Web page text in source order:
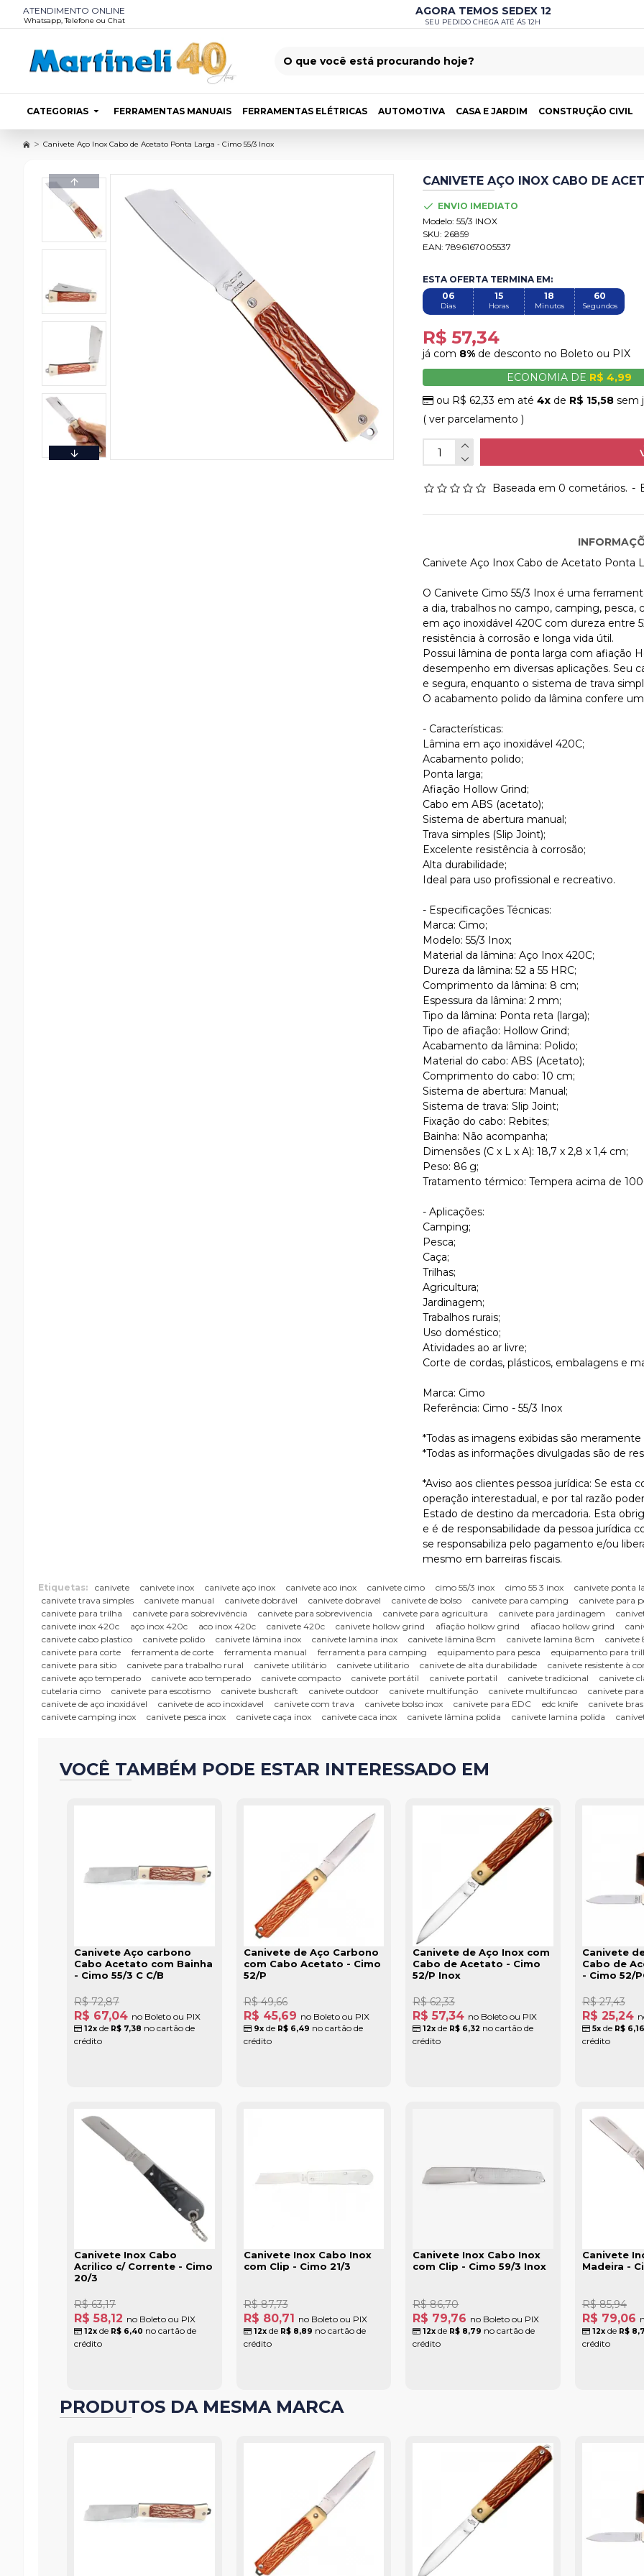
ATENDIMENTO ONLINE
Whatsapp, Telefone ou Chat
AGORA TEMOS SEDEX 12
SEU PEDIDO CHEGA ATÉ ÁS 12H
CATEGORIAS FERRAMENTAS MANUAIS FERRAMENTAS ELÉTRICAS AUTOMOTIVA CASA E JARDIM CONSTRUÇÃO CIVIL
Canivete Aço Inox Cabo de Acetato Ponta Larga - Cimo 55/3 Inox
CANIVETE AÇO INOX CABO DE
ENVIO IMEDIATO
Modelo: 55/3 INOX
SKU: 26859
EAN: 7896167005537
Baseada em 0 cometários. -
ESTA OFERTA TERMINA EM:
06
Dias
15
Horas
18
Minutos
59
Segundos
R$ 57,34
já com 8% de desconto no Boleto ou PIX
ECONOMIA DE R$ 4,99
ou R$ 62,33 em até4x de R$ 15,58 sem
( ver parcelamento )
Canivete Aço Inox Cabo de Acetato Ponta
O Canivete Cimo 55/3 Inox é uma
a dia, trabalhos no campo, camping, pesca,
em aço inoxidável 420C com dureza entre
resistência à corrosão e longa vida útil.
Possui lâmina de ponta larga com afiação
desempenho em diversas aplicações. Seu
e segura, enquanto o sistema de trava
O acabamento polido da lâmina confere
- Características:
Lâmina em aço inoxidável 420C;
Acabamento polido;
Ponta larga;
Afiação Hollow Grind;
Cabo em ABS (acetato);
Sistema de abertura manual;
Trava simples (Slip Joint);
Excelente resistência à corrosão;
Alta durabilidade;
Ideal para uso profissional e recreativo.
- Especificações Técnicas:
Marca: Cimo;
Modelo: 55/3 Inox;
Material da lâmina: Aço Inox 420C;
Dureza da lâmina: 52 a 55 HRC;
Comprimento da lâmina: 8 cm;
Espessura da lâmina: 2 mm;
Tipo da lâmina: Ponta reta (larga);
Tipo de afiação: Hollow Grind;
Acabamento da lâmina: Polido;
Material do cabo: ABS (Acetato);
Comprimento do cabo: 10 cm;
Sistema de abertura: Manual;
Sistema de trava: Slip Joint;
Fixação do cabo: Rebites;
Bainha: Não acompanha;
Dimensões (C x L x A): 18,7 x 2,8 x 1,4 cm;
Peso: 86 g;
Tratamento térmico: Tempera acima de
- Aplicações:
Camping;
Pesca;
Caça;
Trilhas;
Agricultura;
Jardinagem;
Trabalhos rurais;
Uso doméstico;
Atividades ao ar livre;
Corte de cordas, plásticos, embalagens e
Marca: Cimo
Referência: Cimo - 55/3 Inox
*Todas as imagens exibidas são meramente
*Todas as informações divulgadas são de
*Aviso aos clientes pessoa jurídica: Se esta
operação interestadual, e por tal razão
Estado de destino da mercadoria. Esta
e é de responsabilidade da pessoa jurídica
se responsabiliza pelo pagamento e/ou
mesmo em barreiras fiscais.
Etiquetas: canivete canivete inox canivete aço inox canivete aco inox canivete cimo cimo 55/3 inox cimo 55 3 inox
canivete ponta
canivete trava simples
canivete manual canivete dobrável canivete dobravel canivete de bolso canivete para camping
canivete para
canivete para trilha
canivete para sobrevivência canivete para sobrevivencia canivete para agricultura canivete para jardinagem
canivete inox 420c
aço inox 420c aco inox 420c canivete 420c canivete hollow grind afiação hollow grind afiacao hollow grind
canivete cabo plastico
canivete polido canivete lâmina inox canivete lamina inox canivete lâmina 8cm canivete lamina 8cm
canivete
canivete para corte
ferramenta de corte ferramenta manual ferramenta para camping equipamento para pesca
equipamento para
canivete para sitio
canivete para trabalho rural canivete utilitário canivete utilitario canivete de alta durabilidade
canivete resistente à
canivete aço temperado
canivete aco temperado canivete compacto canivete portátil canivete portatil canivete tradicional
canivete
cutelaria cimo
canivete para escotismo canivete bushcraft canivete outdoor canivete multifunção canivete multifuncao
canivete
canivete de aço inoxidável
canivete de aco inoxidavel canivete com trava canivete bolso inox canivete para EDC edc knife
canivete
canivete camping inox
canivete pesca inox canivete caça inox canivete caca inox canivete lâmina polida canivete lamina polida
VOCÊ TAMBÉM PODE ESTAR INTERESSADO EM
Canivete Aço carbono
Cabo Acetato com Bainha
- Cimo 55/3 C C/B
R$ 67,04 no Boleto ou PIX
R$ 72,87
12x de R$ 7,38 no cartão de
crédito
Canivete de Aço Carbono
com Cabo Acetato - Cimo
52/P
R$ 45,69 no Boleto ou PIX
R$ 49,66
9xde R$ 6,49 no cartão de
crédito
Canivete de Aço Inox com
Cabo de Acetato - Cimo
52/P Inox
R$ 57,34 no Boleto ou PIX
R$ 62,33
12x de R$ 6,32 no cartão de
crédito
Canivete
Cabo de
- Cimo 52/
R$ 25,24
R$ 27,43
5xde R$ 6,16
crédito
Canivete Inox Cabo
Acrilico c/ Corrente - Cimo
20/3
R$ 58,12 no Boleto ou PIX
R$ 63,17
12x de R$ 6,40 no cartão de
crédito
Canivete Inox Cabo Inox
com Clip - Cimo 21/3
R$ 80,71 no Boleto ou PIX
R$ 87,73
12xde R$ 8,89 no cartão de
crédito
Canivete Inox Cabo Inox
com Clip - Cimo 59/3 Inox
R$ 79,76 no Boleto ou PIX
R$ 86,70
12x de R$ 8,79 no cartão de
crédito
Canivete
Madeira -
R$ 79,06
R$ 85,94
12xde R$
crédito
PRODUTOS DA MESMA MARCA